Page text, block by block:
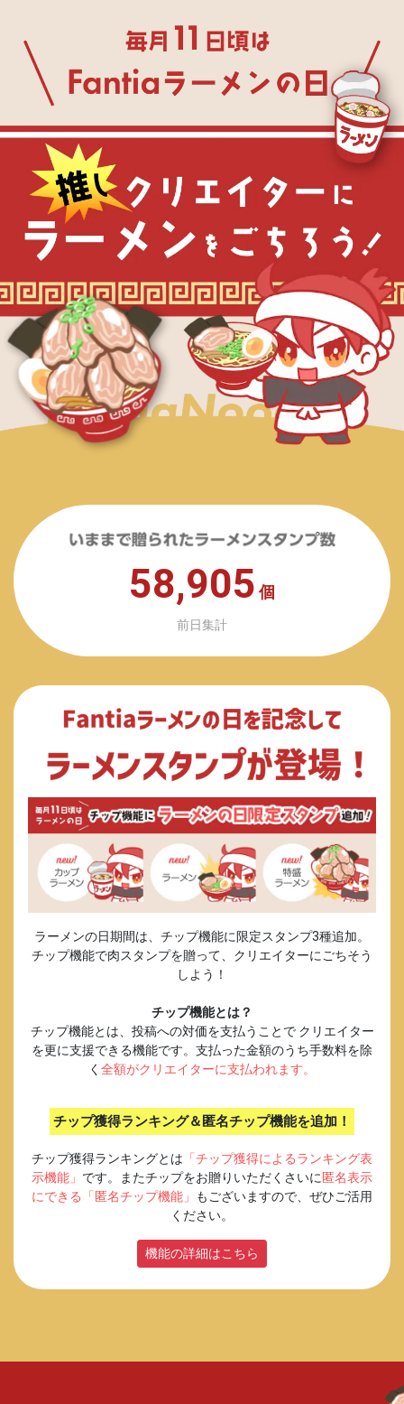
58,905 個
前日集計
ラーメンの日期間は、チップ機能に限定スタンプ3種追加。
チップ機能で肉スタンプを贈って、クリエイターにごちそう
しよう！
チップ機能とは？
チップ機能とは、投稿への対価を支払うことで クリエイター
を更に支援できる機能です。支払った金額のうち手数料を除
く 全額がクリエイターに支払われます。
チップ獲得ランキング＆匿名チップ機能を追加！
チップ獲得ランキングとは 「チップ獲得によるランキング表
示機能」 です。またチップをお贈りいただくさいに匿名表示
にできる「匿名チップ機能」
もございますので、ぜひご活用
ください。
機能の詳細はこちら